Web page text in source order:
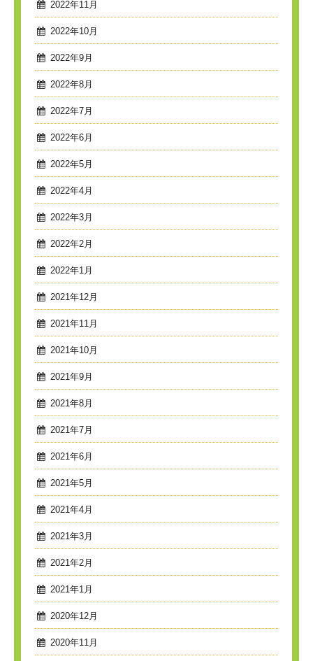
2022年11月
2022年10月
2022年9月
2022年8月
2022年7月
2022年6月
2022年5月
2022年4月
2022年3月
2022年2月
2022年1月
2021年12月
2021年11月
2021年10月
2021年9月
2021年8月
2021年7月
2021年6月
2021年5月
2021年4月
2021年3月
2021年2月
2021年1月
2020年12月
2020年11月